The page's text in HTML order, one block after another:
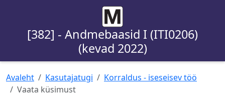
[382] - Andmebaasid I (ITI0206)
(kevad 2022)
Avaleht Kasutajatugi
Korraldus - iseseisev töö
Vaata küsimust